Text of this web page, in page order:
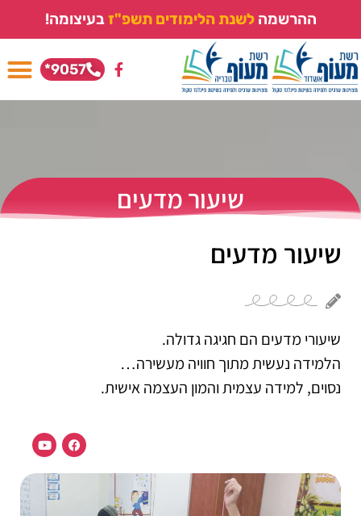
ההרשמה לשנת הלימודים תשפ"זבעיצומה!
9057*
שיעור מדעים
שיעור מדעים
שיעורי מדעים הם חגיגה גדולה.
הלמידה נעשית מתוך חוויה מעשירה…
נסוים, למידה עצמית והמון העצמה אישית.